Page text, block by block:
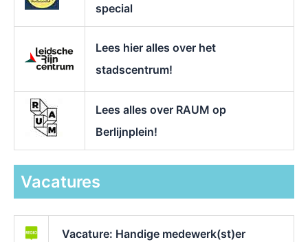
special
Lees hier alles over het
stadscentrum!
Lees alles over RAUM op
Berlijnplein!
Vacatures
Vacature: Handige medewerk(st)er